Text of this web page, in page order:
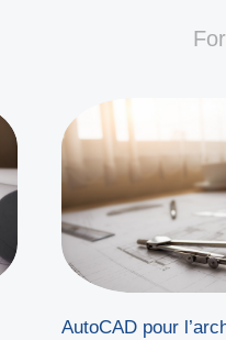
AutoCAD pour